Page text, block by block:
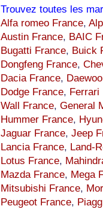
Trouvez toutes les
Alfa romeo France,
Austin France, BAIC
Bugatti France, Buick
Dongfeng France,
Dacia France,
Dodge France, Ferrari
Wall France, General
Hummer France,
Jaguar France, Jeep
Lancia France, Land-
Lotus France,
Mazda France, Mega
Mitsubishi France,
Peugeot France,